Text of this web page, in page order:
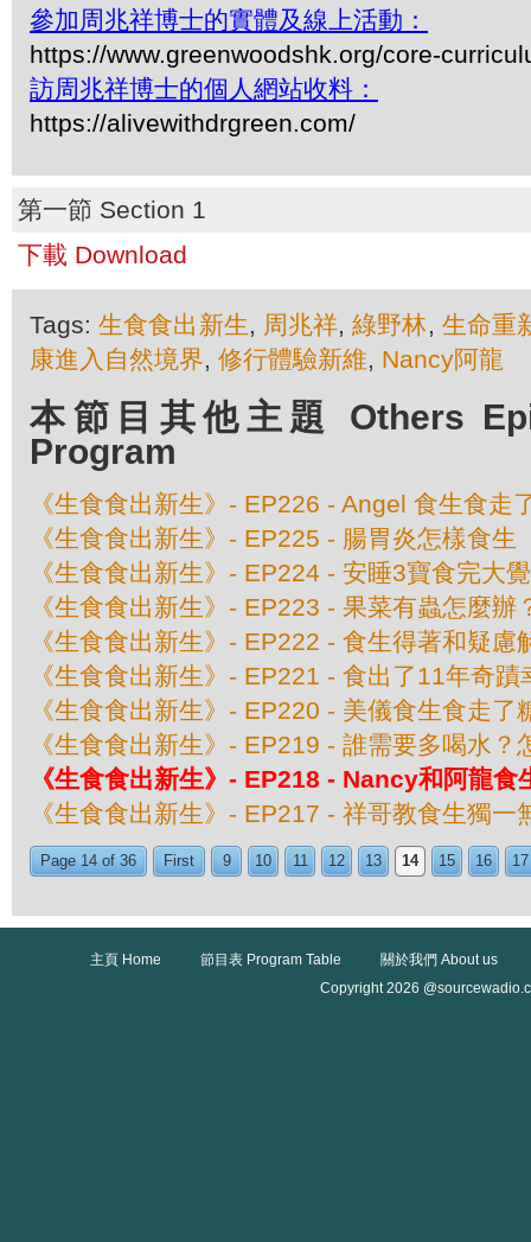
參加周兆祥博士的實體及線上活動：
https://www.greenwoodshk.org/core-
訪周兆祥博士的個人網站收料：
https://alivewithdrgreen.com/
第一節 Section 1
下載 Download
Tags:生食食出新生, 周兆祥,綠野林, 生命重
康進入自然境界, 修行體驗新維, Nancy阿龍
本節目其他主題 Others
Program
《生食食出新生》- EP226 - Angel 食生食走
《生食食出新生》- EP225 - 腸胃炎怎樣食生
《生食食出新生》- EP224 - 安睡3寶食完大
《生食食出新生》- EP223 - 果菜有蟲怎麼辦
《生食食出新生》- EP222 - 食生得著和疑慮
《生食食出新生》- EP221 - 食出了11年奇蹟
《生食食出新生》- EP220 - 美儀食生食走了
《生食食出新生》- EP219 - 誰需要多喝水？
《生食食出新生》- EP218 - Nancy和阿龍食
《生食食出新生》- EP217 - 祥哥教食生獨一
Page 14 of 36 First 9 10 11 12 13 14 15 16 17
主頁 Home 節目表 Program Table
關於我們 About us
Copyright 2026